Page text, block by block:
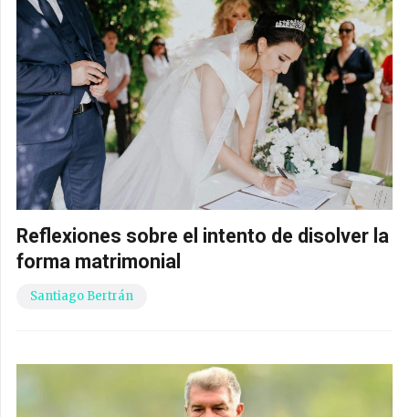
Reflexiones sobre el intento de disolver la
forma matrimonial
Santiago Bertrán